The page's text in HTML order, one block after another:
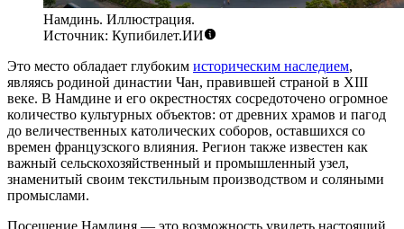
Намдинь. Иллюстрация.
Источник: Купибилет.ИИ
Это место обладает глубоким историческим наследием,
являясь родиной династии Чан, правившей страной в XIII
веке. В Намдине и его окрестностях сосредоточено огромное
количество культурных объектов: от древних храмов и пагод
до величественных католических соборов, оставшихся со
времен французского влияния. Регион также известен как
важный сельскохозяйственный и промышленный узел,
знаменитый своим текстильным производством и соляными
промыслами.